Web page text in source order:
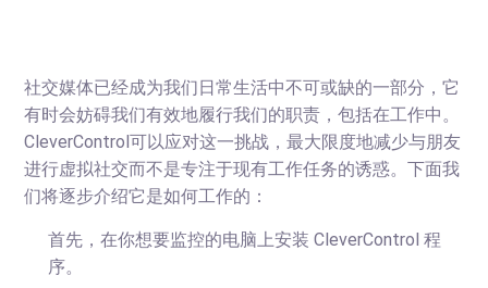
社交媒体已经成为我们日常生活中不可或缺的一部分，它
有时会妨碍我们有效地履行我们的职责，包括在工作中。
CleverControl可以应对这一挑战，最大限度地减少与朋友
进行虚拟社交而不是专注于现有工作任务的诱惑。下面我
们将逐步介绍它是如何工作的：
首先，在你想要监控的电脑上安装 CleverControl 程
序。